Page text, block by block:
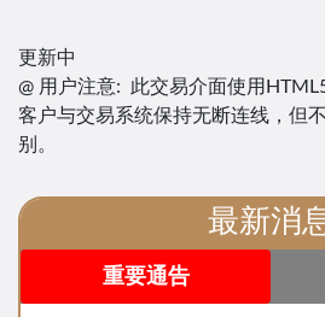
更新中
@ 用户注意: 此交易介面使用
客户与交易系统保持无断连线，但
别。
最新消
重要通告